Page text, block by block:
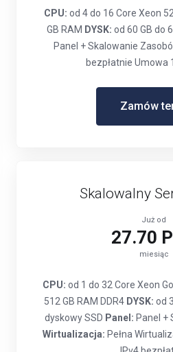
CPU: od 4 do 16 Core Xeon
GB RAM DYSK: od 60 GB do
Panel + Skalowanie
bezpłatnie Umowa
Zamów
Skalowalny
Już od
27.70
miesiąc
CPU: od 1 do 32 Core Xeon
512 GB RAM DDR4 DYSK: od
dyskowy SSD Panel: Panel +
Wirtualizacja: Pełna